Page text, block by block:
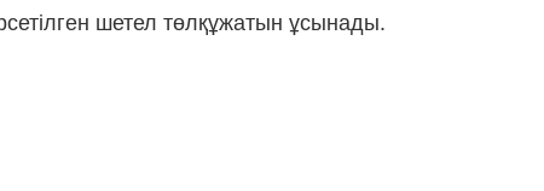
шетел төлқұжатын ұсынады.